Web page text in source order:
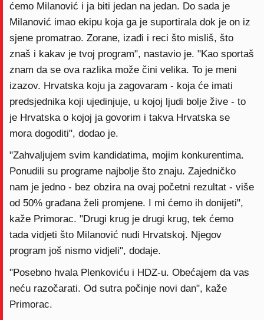
ćemo Milanović i ja biti jedan na jedan. Do sada je
Milanović imao ekipu koja ga je suportirala dok je on iz
sjene promatrao. Zorane, izađi i reci što misliš, što
znaš i kakav je tvoj program", nastavio je. "Kao sportaš
znam da se ova razlika može čini velika. To je meni
izazov. Hrvatska koju ja zagovaram - koja će imati
predsjednika koji ujedinjuje, u kojoj ljudi bolje žive - to
je Hrvatska o kojoj ja govorim i takva Hrvatska se
mora dogoditi", dodao je.
"Zahvaljujem svim kandidatima, mojim konkurentima.
Ponudili su programe najbolje što znaju. Zajedničko
nam je jedno - bez obzira na ovaj početni rezultat - više
od 50% građana želi promjene. I mi ćemo ih donijeti",
kaže Primorac. "Drugi krug je drugi krug, tek ćemo
tada vidjeti što Milanović nudi Hrvatskoj. Njegov
program još nismo vidjeli", dodaje.
"Posebno hvala Plenkoviću i HDZ-u. Obećajem da vas
neću razočarati. Od sutra počinje novi dan", kaže
Primorac.